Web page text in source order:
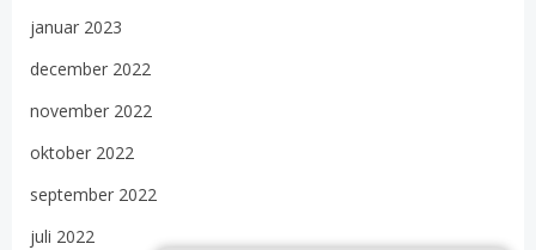
januar 2023
december 2022
november 2022
oktober 2022
september 2022
juli 2022